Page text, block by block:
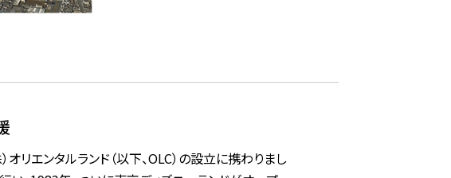
リエンタルランド（以下、OLC）の設立に携わりまし